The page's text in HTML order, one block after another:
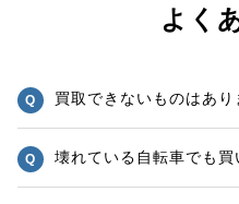
よく
買取できないものはあり
壊れている自転車でも買